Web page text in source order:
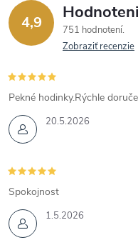
4,9
751 hodnotení
Zobraziť recenzie
20.5.2026
Pekné hodinky.Rýchle
1.5.2026
Spokojnost